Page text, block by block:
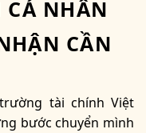
CÁ NHÂN
CẦN
tài chính Việt
bước chuyển mình